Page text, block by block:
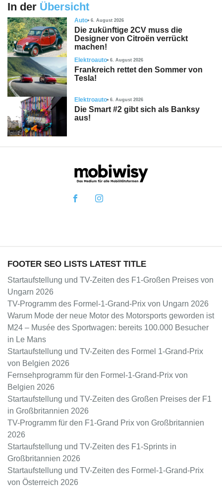
In der Übersicht
Auto 6. August 2026
Die zukünftige 2CV muss die
Designer von Citroën verrückt
machen!
Elektroauto 6. August 2026
Frankreich rettet den Sommer von
Tesla!
Elektroauto 6. August 2026
Die Smart #2 gibt sich als Banksy
aus!
FOOTER SEO LISTS LATEST TITLE
Startaufstellung und TV-Zeiten des F1-Großen Preises von
Ungarn 2026
TV-Programm des Formel-1-Grand-Prix von Ungarn 2026
Warum Mode der neue Motor des Motorsports geworden ist
M24 – Musée des Sportwagen: bereits 100.000 Besucher
in Le Mans
Startaufstellung und TV-Zeiten des Formel 1-Grand-Prix
von Belgien 2026
Fernsehprogramm für den Formel-1-Grand-Prix von
Belgien 2026
Startaufstellung und TV-Zeiten des Großen Preises der F1
in Großbritannien 2026
TV-Programm für den F1-Grand Prix von Großbritannien
2026
Startaufstellung und TV-Zeiten des F1-Sprints in
Großbritannien 2026
Startaufstellung und TV-Zeiten des Formel-1-Grand-Prix
von Österreich 2026